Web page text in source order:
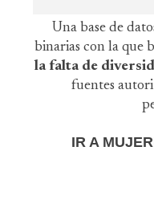
Una base de
binarias con la que
la falta de
fuentes
IR A